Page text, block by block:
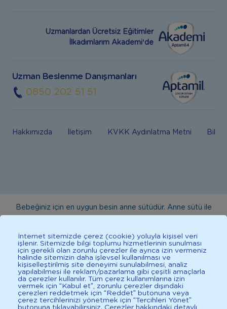
Uzmanlardan Ücretsiz Eğitimler
İlkadımlarım Akademi’de
Uzman Beslenme Danışmanları
0850 202 51 51
Hakkımızda İletişim KVKK Aydınlatma Metni Bilgi
Bebeğiniz için en uygun besin anne sütüdür. Anne sütü ile
danışınız. Bu sitede yayınlanan bilgiler hekim tavsiyesi
yerine geçmez. En doğru bilgi için doktorunuza danışınız.
Sağlıklı yaşam için dengeli, çeşitli beslenilmelidir. *D vitamini
çocuklarda bağışıklık sisteminin normal işlevine katkıda
bulunur.
İnternet sitemizde çerez (cookie) yoluyla kişisel veri
işlenir. Sitemizde bilgi toplumu hizmetlerinin sunulması
için gerekli olan zorunlu çerezler ile ayrıca izin vermeniz
halinde sitemizin daha işlevsel kullanılması ve
kişiselleştirilmiş site deneyimi sunulabilmesi, analiz
yapılabilmesi ile reklam/pazarlama gibi çeşitli amaçlarla
da çerezler kullanılır. Tüm çerez kullanımlarına izin
vermek için “Kabul et”, zorunlu çerezler dışındaki
çerezleri reddetmek için “Reddet” butonuna veya
çerez tercihlerinizi yönetmek için “Tercihleri Yönet”
butonuna tıklayabilirsiniz. Çerezler hakkındaki detaylı